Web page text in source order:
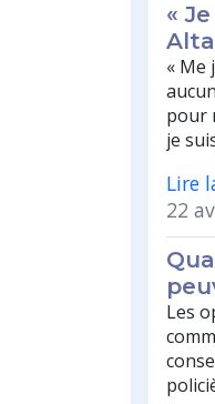
«
« Me
pour
je
Lire
22
Les